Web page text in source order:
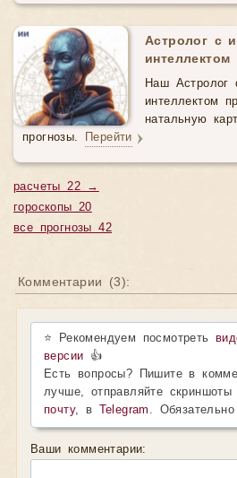
Астролог с
интеллектом
Наш Астролог
интеллектом
натальную
прогнозы.
Перейти
расчеты 22 →
гороскопы 20
все прогнозы 42
Комментарии (3):
⭐ Рекомендуем посмотреть
версии 👍
Есть вопросы? Пишите в
лучше, отправляйте
почту, в Telegram .
Ваши комментарии: